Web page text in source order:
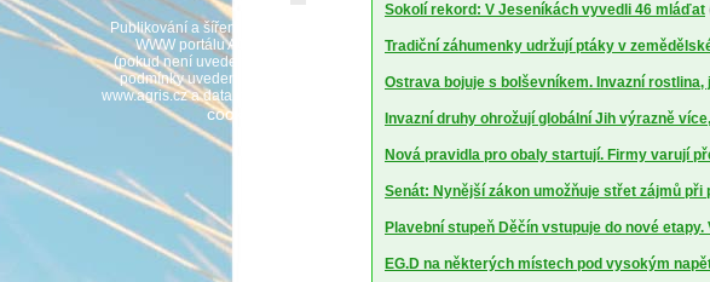
Sokolí rekord: V Jeseníkách vyvedli 46 mláďat
Tradiční záhumenky udržují ptáky v
Ostrava bojuje s bolševníkem. Invazní
Invazní druhy ohrožují globální Jih výrazně
Nová pravidla pro obaly startují. Firmy varují
Senát: Nynější zákon umožňuje střet zájmů
Plavební stupeň Děčín vstupuje do nové
EG.D na některých místech pod vysokým
Publikování a šíření obsahu agrárního
WWW portálu AGRIS je možné
(pokud není uvedeno jinak) pouze za
podmínky uvedení zdroje v podobě
www.agris.cz a data publikace v AGRISu.
cookies